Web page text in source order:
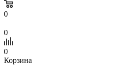
0
0
0
Корзина